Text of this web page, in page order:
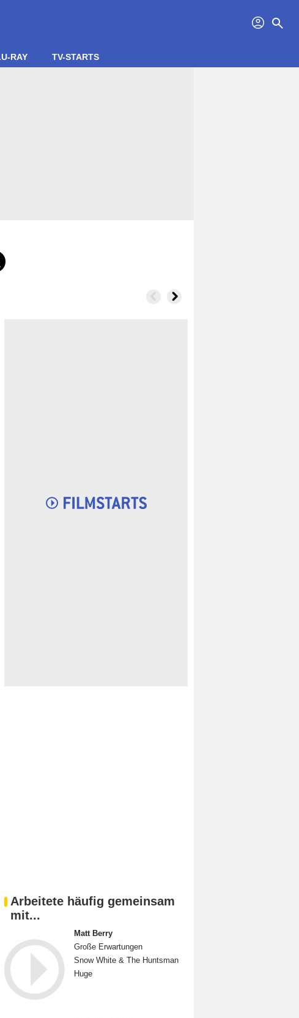
profil search
RAY TV-STARTS
Arbeitete häufig gemeinsam
mit...
Matt Berry
Große Erwartungen
Snow White & The Huntsman
Huge